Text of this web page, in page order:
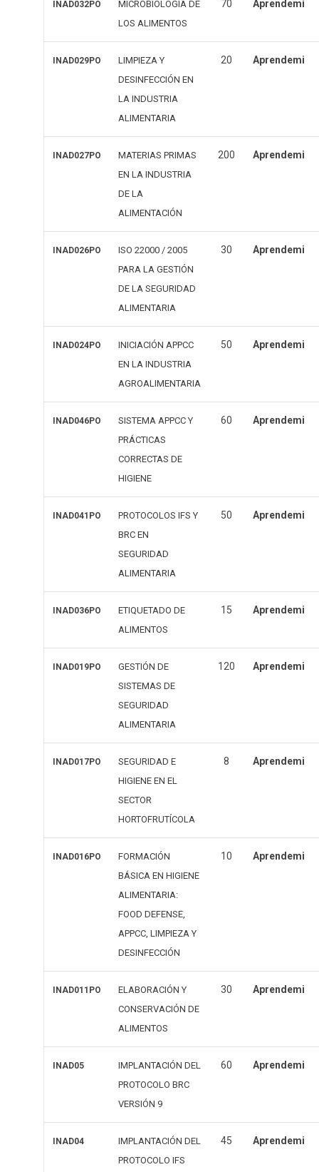
INAD032PO
MICROBIOLOGÍA DE
LOS ALIMENTOS
70 Aprendemi
INAD029PO
LIMPIEZA Y
DESINFECCIÓN EN
LA INDUSTRIA
ALIMENTARIA
20 Aprendemi
INAD027PO
MATERIAS PRIMAS
EN LA INDUSTRIA
DE LA
ALIMENTACIÓN
200 Aprendemi
INAD026PO
ISO 22000 / 2005
PARA LA GESTIÓN
DE LA SEGURIDAD
ALIMENTARIA
30 Aprendemi
INAD024PO
INICIACIÓN APPCC
EN LA INDUSTRIA
AGROALIMENTARIA
50 Aprendemi
INAD046PO
SISTEMA APPCC Y
PRÁCTICAS
CORRECTAS DE
HIGIENE
60 Aprendemi
INAD041PO
PROTOCOLOS IFS Y
BRC EN
SEGURIDAD
ALIMENTARIA
50 Aprendemi
INAD036PO
ETIQUETADO DE
ALIMENTOS
15 Aprendemi
INAD019PO
GESTIÓN DE
SISTEMAS DE
SEGURIDAD
ALIMENTARIA
120 Aprendemi
INAD017PO
SEGURIDAD E
HIGIENE EN EL
SECTOR
HORTOFRUTÍCOLA
8 Aprendemi
INAD016PO
FORMACIÓN
BÁSICA EN HIGIENE
ALIMENTARIA:
FOOD DEFENSE,
APPCC, LIMPIEZA Y
DESINFECCIÓN
10 Aprendemi
INAD011PO
ELABORACIÓN Y
CONSERVACIÓN DE
ALIMENTOS
30 Aprendemi
INAD05
IMPLANTACIÓN DEL
PROTOCOLO BRC
VERSIÓN 9
60 Aprendemi
INAD04
IMPLANTACIÓN DEL
PROTOCOLO IFS
45 Aprendemi